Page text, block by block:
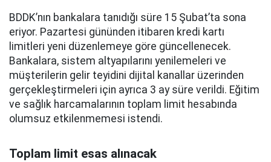
BDDK’nın bankalara tanıdığı süre 15 Şubat’ta sona
eriyor. Pazartesi gününden itibaren kredi kartı
limitleri yeni düzenlemeye göre güncellenecek.
Bankalara, sistem altyapılarını yenilemeleri ve
müşterilerin gelir teyidini dijital kanallar üzerinden
gerçekleştirmeleri için ayrıca 3 ay süre verildi. Eğitim
ve sağlık harcamalarının toplam limit hesabında
olumsuz etkilenmemesi istendi.
Toplam limit esas alınacak